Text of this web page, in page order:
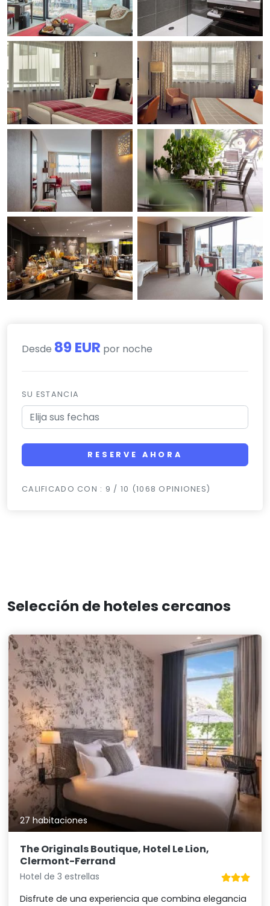
Desde 89 EUR por noche
SU ESTANCIA
RESERVE AHORA
CALIFICADO CON : 9 / 10 (1068 OPINIONES)
Selección de hoteles cercanos
27 habitaciones
The Originals Boutique, Hotel Le Lion,
Clermont-Ferrand
Hotel de 3 estrellas
Disfrute de una experiencia que combina elegancia